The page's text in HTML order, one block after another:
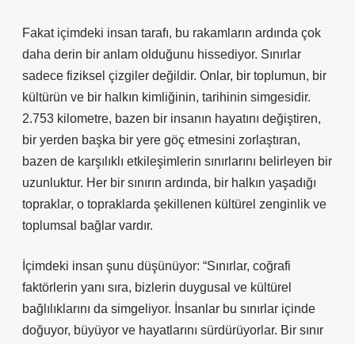
Fakat içimdeki insan tarafı, bu rakamların ardında çok
daha derin bir anlam olduğunu hissediyor. Sınırlar
sadece fiziksel çizgiler değildir. Onlar, bir toplumun, bir
kültürün ve bir halkın kimliğinin, tarihinin simgesidir.
2.753 kilometre, bazen bir insanın hayatını değiştiren,
bir yerden başka bir yere göç etmesini zorlaştıran,
bazen de karşılıklı etkileşimlerin sınırlarını belirleyen bir
uzunluktur. Her bir sınırın ardında, bir halkın yaşadığı
topraklar, o topraklarda şekillenen kültürel zenginlik ve
toplumsal bağlar vardır.
İçimdeki insan şunu düşünüyor: “Sınırlar, coğrafi
faktörlerin yanı sıra, bizlerin duygusal ve kültürel
bağlılıklarını da simgeliyor. İnsanlar bu sınırlar içinde
doğuyor, büyüyor ve hayatlarını sürdürüyorlar. Bir sınır